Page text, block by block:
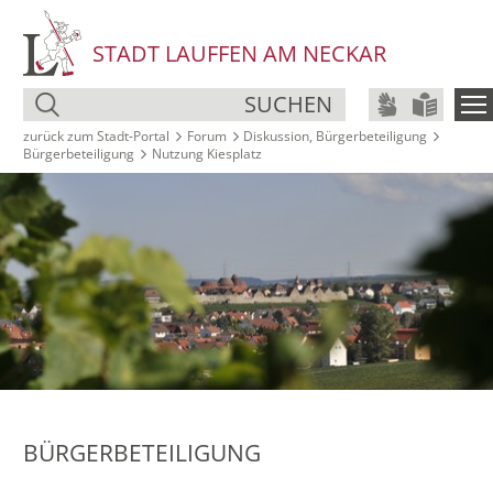
STADT LAUFFEN AM NECKAR
SUCHEN
zurück zum Stadt‑Portal Forum
Diskussion, Bürgerbeteiligung
Bürgerbeteiligung
Nutzung Kiesplatz
BÜRGERBETEILIGUNG